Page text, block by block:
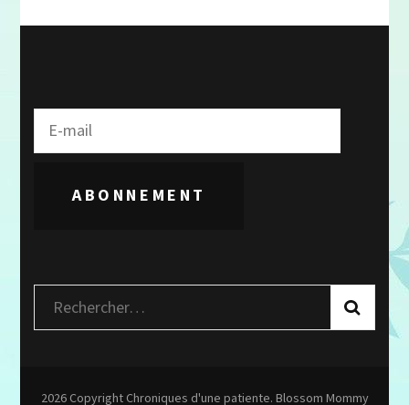
ABONNEMENT
Rechercher :
2026 Copyright Chroniques d'une patiente. Blossom Mommy